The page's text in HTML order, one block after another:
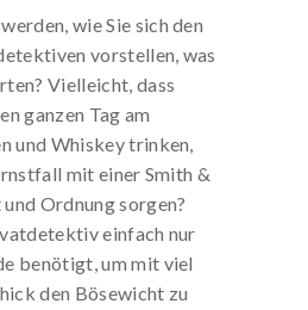
wie Sie sich den
vorstellen, was
Vielleicht, dass
ganzen Tag am
und Whiskey trinken,
mit einer Smith &
Ordnung sorgen?
einfach nur
benötigt, um mit viel
den Bösewicht zu